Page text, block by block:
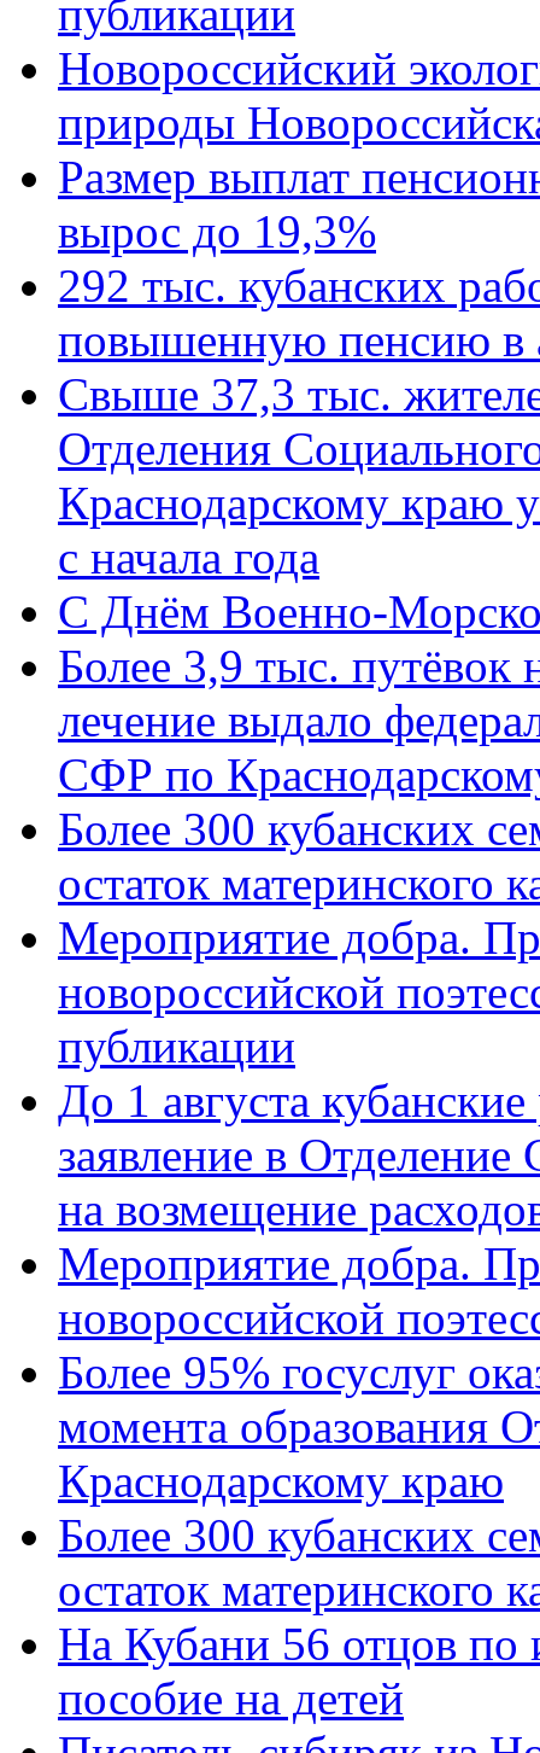
публикации
Новороссийский
природы
Размер выплат
вырос до 19,3%
292 тыс. кубанских
повышенную пенсию в
Свыше 37,3 тыс.
Отделения
Краснодарскому краю
с начала года
C Днём Военно-
Более 3,9 тыс. путёвок
лечение выдало
СФР по
Более 300 кубанских
остаток материнского
Мероприятие добра.
новороссийской
публикации
До 1 августа
заявление в
на возмещение
Мероприятие добра.
новороссийской
Более 95% госуслуг
момента образования
Краснодарскому краю
Более 300 кубанских
остаток материнского
На Кубани 56 отцов по
пособие на детей